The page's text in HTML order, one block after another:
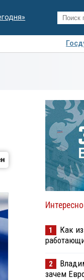
1
Как
2
зачем